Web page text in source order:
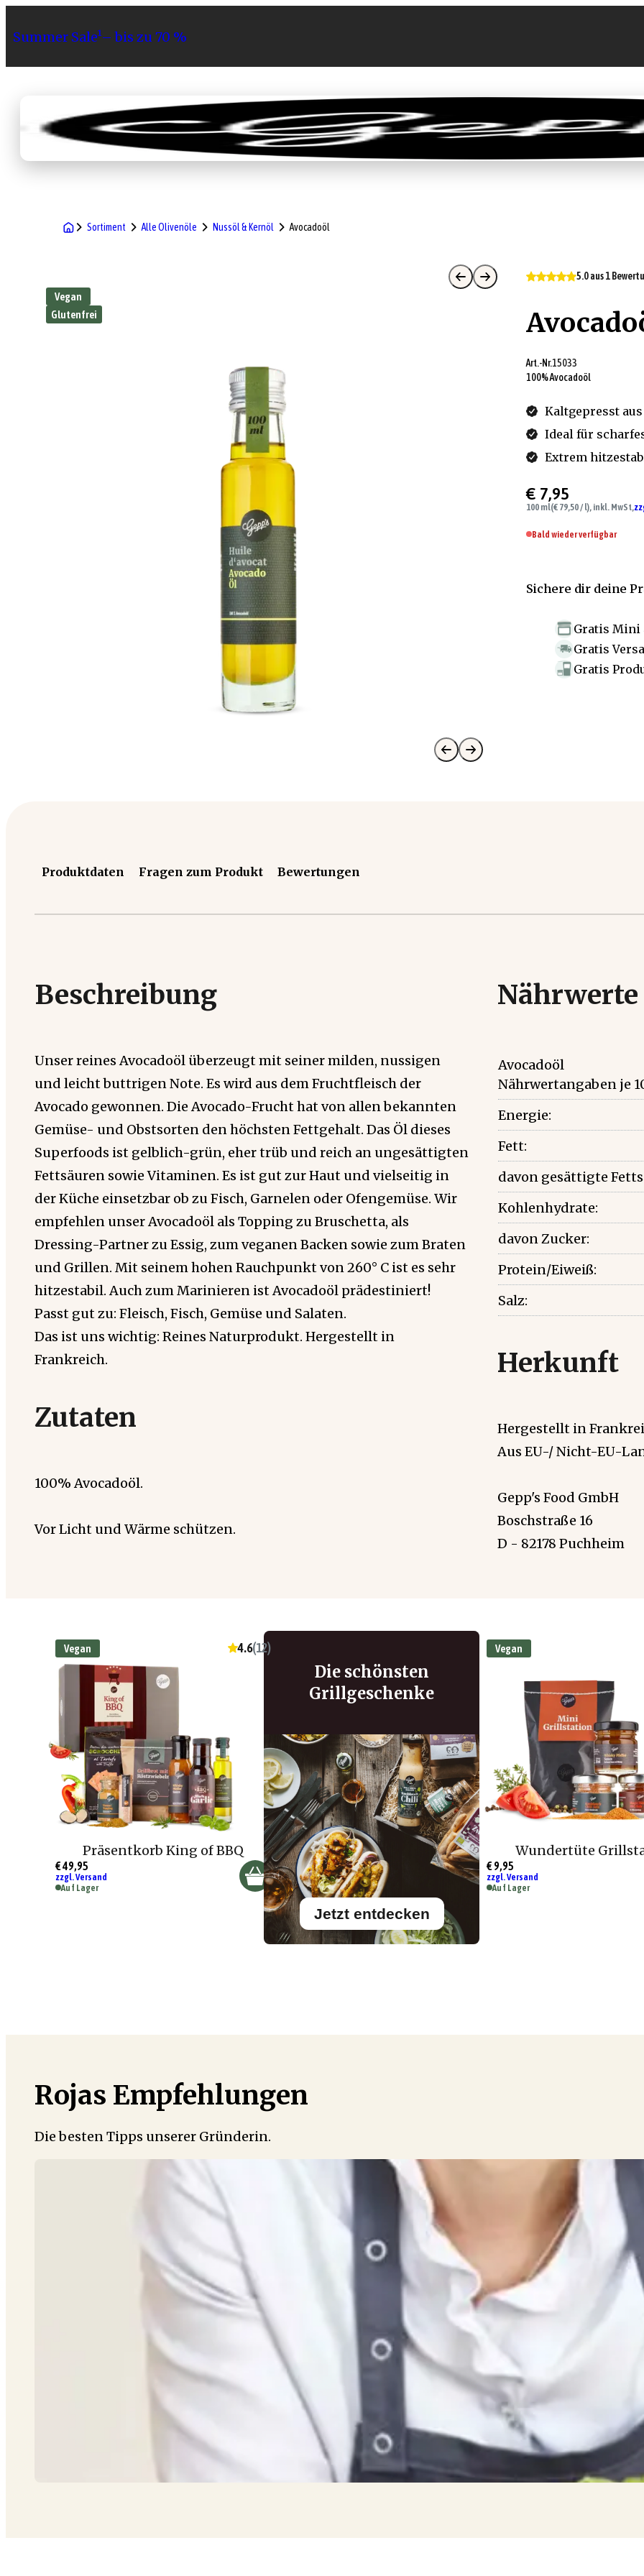
Summer Sale¹– bis zu 70 %
Sortiment Geschenke GrillenFeinkost-Abo Firmenkunden Sale
Sortiment Alle Olivenöle Nussöl & Kernöl Avocadoöl
Vegan
Glutenfrei
5.0 aus 1
Art.-Nr.15033
100% Avocadoöl
Kaltgepresst
Ideal für
Extrem
€ 7,95
100 ml(€ 79,50 / l), inkl. MwSt,
Bald wieder verfügbar
Sichere dir deine
Gratis Mini
Gratis
Gratis
Produktdaten Fragen zum Produkt Bewertungen
Beschreibung
Unser reines Avocadoöl überzeugt mit seiner milden, nussigen
und leicht buttrigen Note. Es wird aus dem Fruchtfleisch der
Avocado gewonnen. Die Avocado-Frucht hat von allen bekannten
Gemüse- und Obstsorten den höchsten Fettgehalt. Das Öl dieses
Superfoods ist gelblich-grün, eher trüb und reich an ungesättigten
Fettsäuren sowie Vitaminen. Es ist gut zur Haut und vielseitig in
der Küche einsetzbar ob zu Fisch, Garnelen oder Ofengemüse. Wir
empfehlen unser Avocadoöl als Topping zu Bruschetta, als
Dressing-Partner zu Essig, zum veganen Backen sowie zum Braten
und Grillen. Mit seinem hohen Rauchpunkt von 260° C ist es sehr
hitzestabil. Auch zum Marinieren ist Avocadoöl prädestiniert!
Passt gut zu: Fleisch, Fisch, Gemüse und Salaten.
Das ist uns wichtig: Reines Naturprodukt. Hergestellt in
Frankreich.
Zutaten
100% Avocadoöl.
Vor Licht und Wärme schützen.
Nährwerte
Avocadoöl
Nährwertangaben je
Energie:
Fett:
davon gesättigte
Kohlenhydrate:
davon Zucker:
Protein/Eiweiß:
Salz:
Herkunft
Hergestellt in
Aus EU-/ Nicht-EU-
Gepp's Food GmbH
Boschstraße 16
D - 82178 Puchheim
Vegan 4.6(12)
Präsentkorb King of BBQ
€ 49,95
zzgl. Versand
Auf Lager
Die schönsten
Grillgeschenke
Jetzt entdecken
Vegan
Wundertüte
€ 9,95
zzgl. Versand
Auf Lager
Rojas Empfehlungen
Die besten Tipps unserer Gründerin.